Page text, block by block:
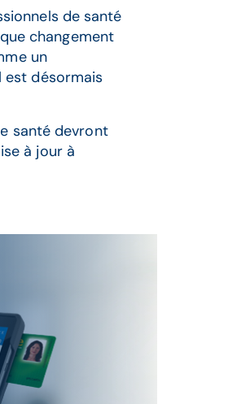
de santé
changement
un
est désormais
santé devront
à jour à